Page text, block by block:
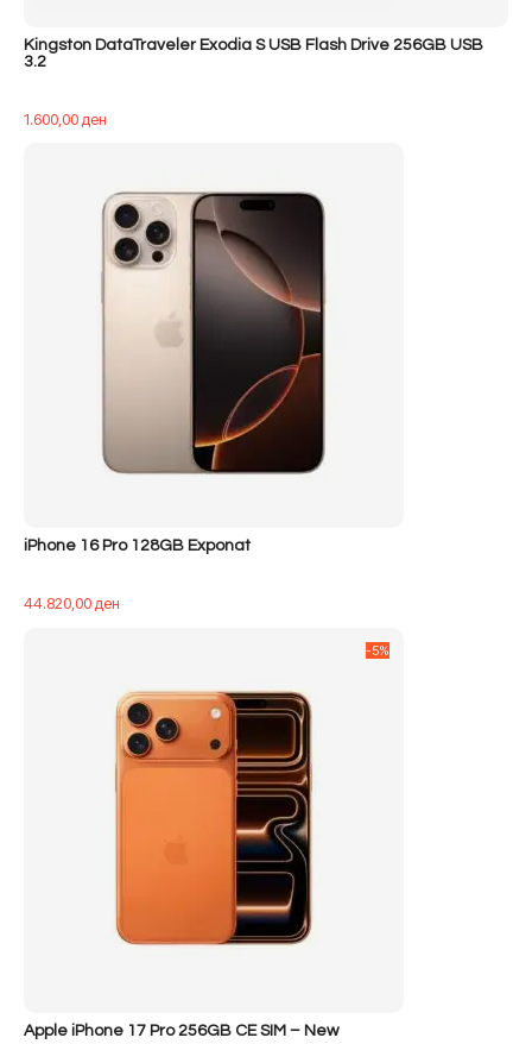
Kingston DataTraveler Exodia S USB Flash Drive 256GB USB
3.2
1.600,00ден
iPhone 16 Pro 128GB Exponat
44.820,00ден
Apple iPhone 17 Pro 256GB CE SIM – New
-5%